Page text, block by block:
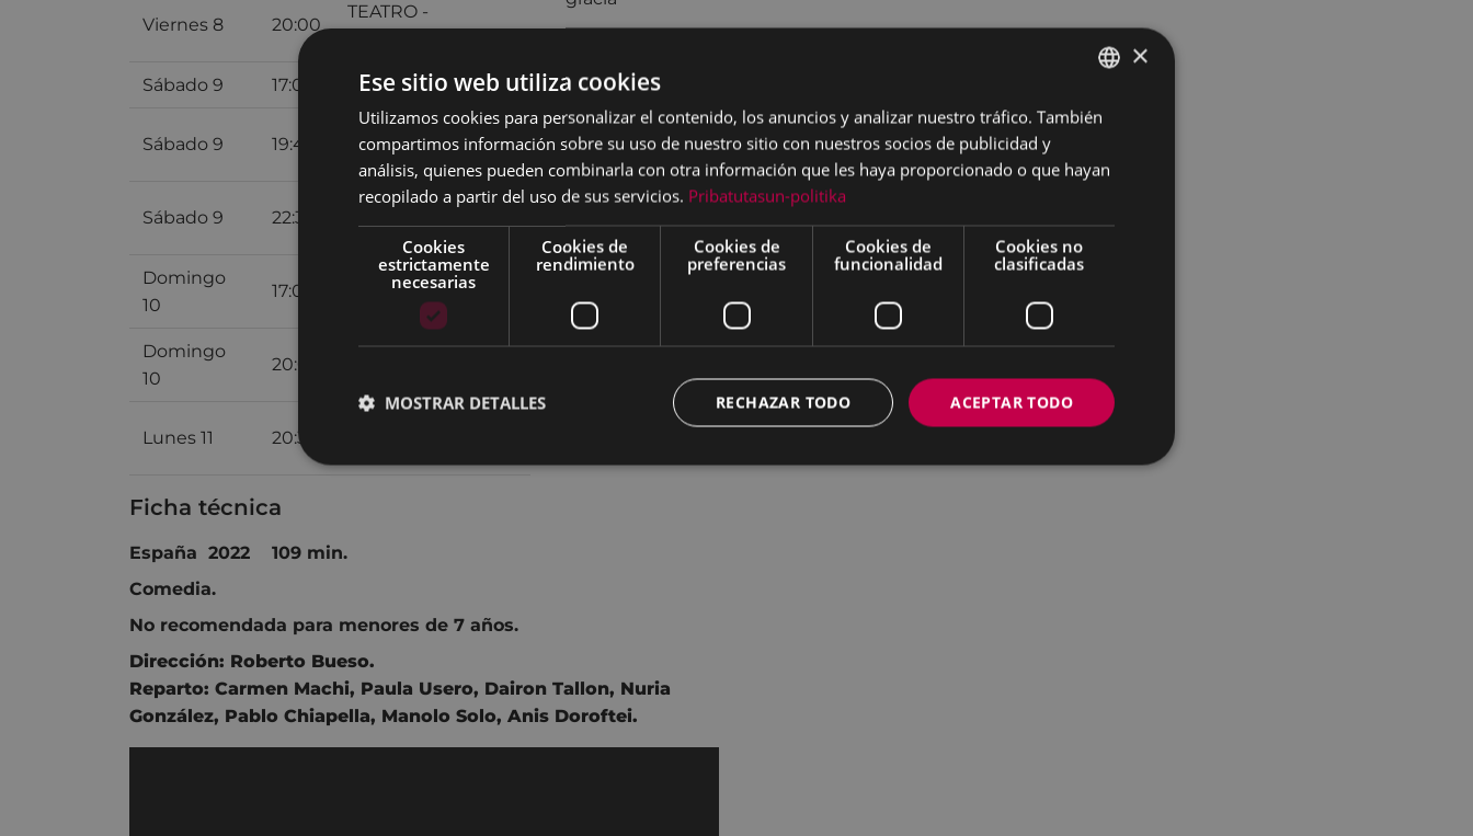
Viernes 8 20:00
TEATRO -
Sábado 9 17:00 SALA 2 ARETOA
Sábado 9 19:45
TEATRO -
ANTZOKIA
Sábado 9 22:30
TEATRO -
ANTZOKIA
Domingo
10
17:00 SALA 2 ARETOA
Domingo
10
20:00
TEATRO -
Lunes 11 20:30
Ficha técnica
España 2022 109 min.
Comedia.
No recomendada para menores de 7 años.
Dirección: Roberto Bueso.
Reparto: Carmen Machi, Paula Usero, Dairon Tallon, Nuria
González, Pablo Chiapella, Manolo Solo, Anis Doroftei.
BASQUE
×
Ese sitio web utiliza cookies
Utilizamos cookies para personalizar el contenido, los anuncios y analizar nuestro tráfico. También
compartimos información sobre su uso de nuestro sitio con nuestros socios de publicidad y
análisis, quienes pueden combinarla con otra información que les haya proporcionado o que hayan
recopilado a partir del uso de sus servicios. Pribatutasun-politika
Cookies
estrictamente
necesarias
Cookies de
rendimiento
Cookies de
preferencias
Cookies de
funcionalidad
Cookies no
clasificadas
ACEPTAR TODO
RECHAZAR TODO
MOSTRAR DETALLES